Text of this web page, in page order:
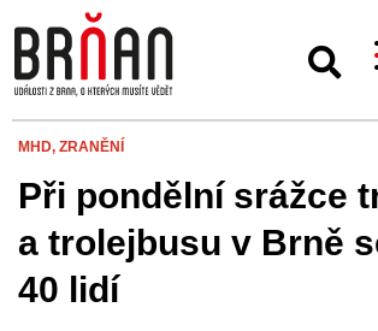
MHD, ZRANĚNÍ
Při pondělní srážce
a trolejbusu v Brně
40 lidí